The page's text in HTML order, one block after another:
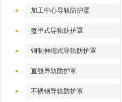
加工中心导轨防护罩
盔甲式导轨防护罩
钢制伸缩式导轨防护罩
直线导轨防护罩
不锈钢导轨防护罩